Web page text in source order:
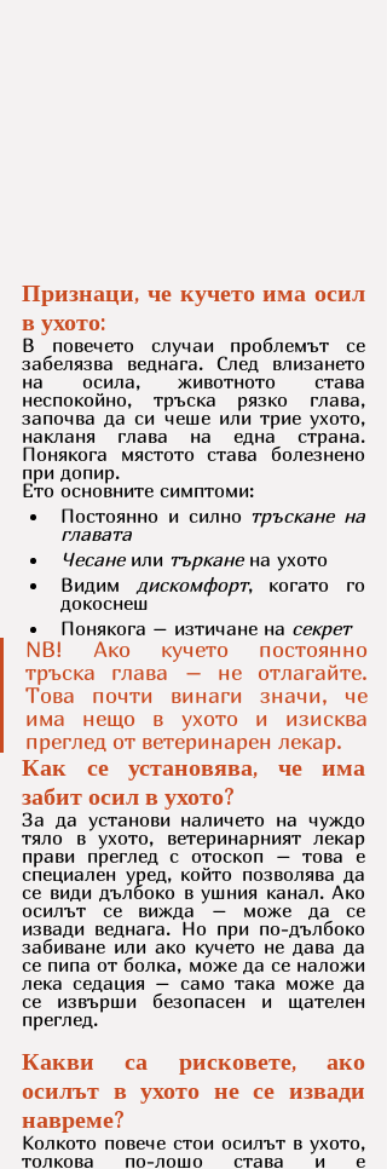
Признаци, че кучето има осил
в ухото:
В повечето случаи проблемът се
забелязва веднага. След влизането
на осила, животното става
неспокойно, тръска рязко глава,
започва да си чеше или трие ухото,
накланя глава на една страна.
Понякога мястото става болезнено
при допир.
Ето основните симптоми:
Постоянно и силно тръскане на
главата
Чесане или търкане на ухото
Видим дискомфорт, когато го
докоснеш
Понякога – изтичане на секрет
NB! Ако кучето постоянно
тръска глава – не отлагайте.
Това почти винаги значи, че
има нещо в ухото и изисква
преглед от ветеринарен лекар.
Как се установява, че има
забит осил в ухото?
За да установи наличето на чуждо
тяло в ухото, ветеринарният лекар
прави преглед с отоскоп – това е
специален уред, който позволява да
се види дълбоко в ушния канал. Ако
осилът се вижда – може да се
извади веднага. Но при по-дълбоко
забиване или ако кучето не дава да
се пипа от болка, може да се наложи
лека седация – само така може да
се извърши безопасен и щателен
преглед.
Какви са рисковете, ако
осилът в ухото не се извади
навреме?
Колкото повече стои осилът в ухото,
толкова по-лошо става и е